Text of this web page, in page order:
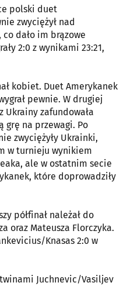
polski duet
zwyciężył nad
dało im brązowe
2:0 z wynikami 23:21,
kobiet. Duet Amerykanek
pewnie. W drugiej
Ukrainy zafundowała
grę na przewagi. Po
zwyciężyły Ukrainki,
w turnieju wynikiem
ale w ostatnim secie
które doprowadziły
półfinał należał do
oraz Mateusza Florczyka.
Knasas 2:0 w
Juchnevic/Vasiljev